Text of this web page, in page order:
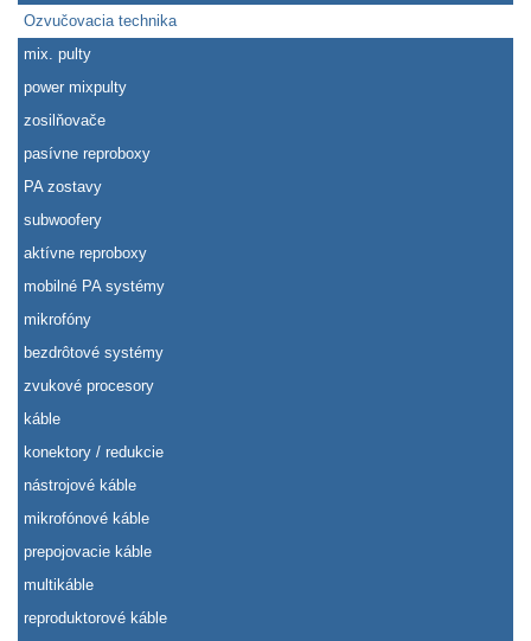
Ozvučovacia technika
mix. pulty
power mixpulty
zosilňovače
pasívne reproboxy
PA zostavy
subwoofery
aktívne reproboxy
mobilné PA systémy
mikrofóny
bezdrôtové systémy
zvukové procesory
káble
konektory / redukcie
nástrojové káble
mikrofónové káble
prepojovacie káble
multikáble
reproduktorové káble